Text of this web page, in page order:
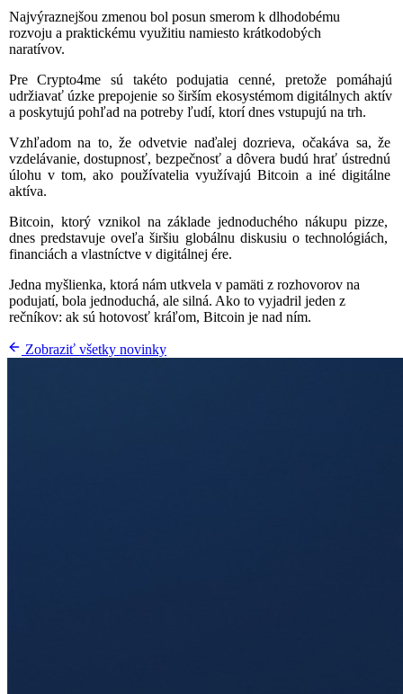
Najvýraznejšou zmenou bol posun smerom k dlhodobému
rozvoju a praktickému využitiu namiesto krátkodobých
naratívov.
Pre Crypto4me sú takéto podujatia cenné, pretože pomáhajú
udržiavať úzke prepojenie so širším ekosystémom digitálnych aktív
a poskytujú pohľad na potreby ľudí, ktorí dnes vstupujú na trh.
Vzhľadom na to, že odvetvie naďalej dozrieva, očakáva sa, že
vzdelávanie, dostupnosť, bezpečnosť a dôvera budú hrať ústrednú
úlohu v tom, ako používatelia využívajú Bitcoin a iné digitálne
aktíva.
Bitcoin, ktorý vznikol na základe jednoduchého nákupu pizze,
dnes predstavuje oveľa širšiu globálnu diskusiu o technológiách,
financiách a vlastníctve v digitálnej ére.
Jedna myšlienka, ktorá nám utkvela v pamäti z rozhovorov na
podujatí, bola jednoduchá, ale silná. Ako to vyjadril jeden z
rečníkov: ak sú hotovosť kráľom, Bitcoin je nad ním.
Zobraziť všetky novinky